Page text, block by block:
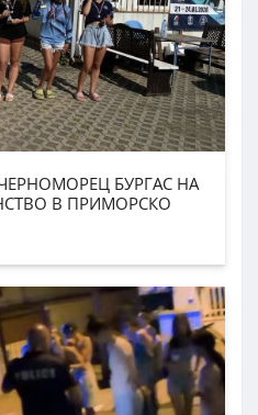
БУРГАС НА
В ПРИМОРСКО